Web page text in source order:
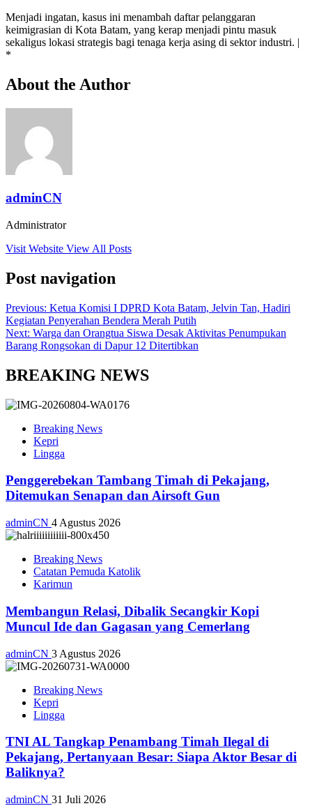
Menjadi ingatan, kasus ini menambah daftar pelanggaran
keimigrasian di Kota Batam, yang kerap menjadi pintu masuk
sekaligus lokasi strategis bagi tenaga kerja asing di sektor industri. |
*
About the Author
adminCN
Administrator
Visit Website View All Posts
Post navigation
Previous: Ketua Komisi I DPRD Kota Batam, Jelvin Tan, Hadiri
Kegiatan Penyerahan Bendera Merah Putih
Next: Warga dan Orangtua Siswa Desak Aktivitas Penumpukan
Barang Rongsokan di Dapur 12 Ditertibkan
BREAKING NEWS
Breaking News
Kepri
Lingga
Penggerebekan Tambang Timah di Pekajang,
Ditemukan Senapan dan Airsoft Gun
adminCN 4 Agustus 2026
Breaking News
Catatan Pemuda Katolik
Karimun
Membangun Relasi, Dibalik Secangkir Kopi
Muncul Ide dan Gagasan yang Cemerlang
adminCN 3 Agustus 2026
Breaking News
Kepri
Lingga
TNI AL Tangkap Penambang Timah Ilegal di
Pekajang, Pertanyaan Besar: Siapa Aktor Besar di
Baliknya?
adminCN 31 Juli 2026